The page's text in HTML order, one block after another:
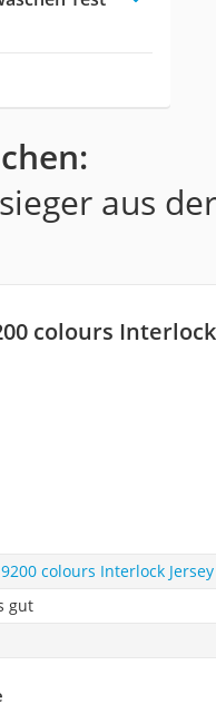
aus der
colours
colours Interlock
gut